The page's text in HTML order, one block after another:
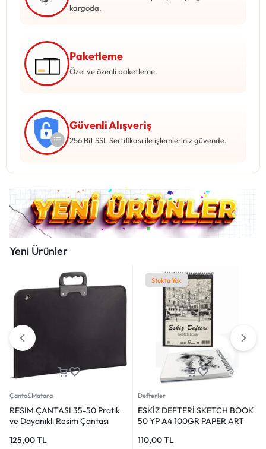
kargoda.
Paketleme
Özel ve özenli paketleme.
Güvenli Alışveriş
256 Bit SSL Sertifikası ile işlemleriniz güvende.
Yeni Ürünler
Çanta&Matara
RESIM ÇANTASI 35-50 Pratik
ve Dayanıklı Resim Çantası
125,00TL
Stokta Yok
Defterler
ESKİZ DEFTERİ SKETCH BOOK
50 YP A4 100GR PAPER ART
110,00TL